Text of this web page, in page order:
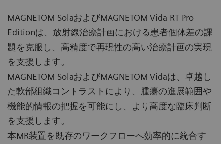
MAGNETOM SolaおよびMAGNETOM Vida RT Pro
Editionは、放射線治療計画における患者個体差の課
題を克服し、高精度で再現性の高い治療計画の実現
を支援します。
MAGNETOM SolaおよびMAGNETOM Vidaは、卓越し
た軟部組織コントラストにより、腫瘍の進展範囲や
機能的情報の把握を可能にし、より高度な臨床判断
を支援します。
本MR装置を既存のワークフローへ効率的に統合す